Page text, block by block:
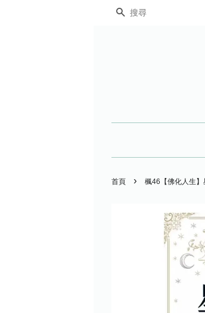
搜尋
首頁 › 楓46【佛化人生